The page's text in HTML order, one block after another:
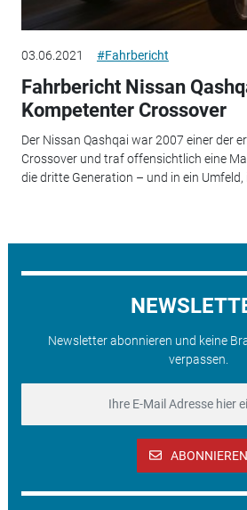
03.06.2021 #Fahrbericht
Fahrbericht Nissan
Kompetenter Crossover
Der Nissan Qashqai war 2007 einer der
Crossover und traf offensichtlich eine
die dritte Generation – und in ein
Newsletter abonnieren und keine
verpassen.
ABONNIEREN